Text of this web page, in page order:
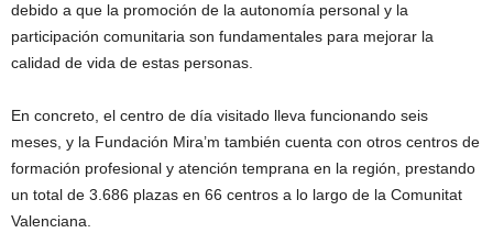
debido a que la promoción de la autonomía personal y la
participación comunitaria son fundamentales para mejorar la
calidad de vida de estas personas.
En concreto, el centro de día visitado lleva funcionando seis
meses, y la Fundación Mira’m también cuenta con otros centros de
formación profesional y atención temprana en la región, prestando
un total de 3.686 plazas en 66 centros a lo largo de la Comunitat
Valenciana.